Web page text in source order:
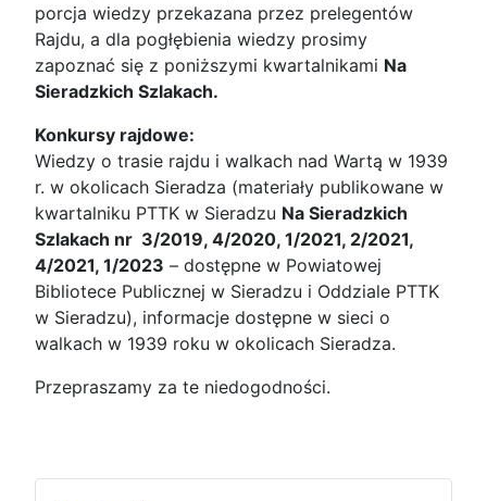
porcja wiedzy przekazana przez prelegentów
Rajdu, a dla pogłębienia wiedzy prosimy
zapoznać się z poniższymi kwartalnikami Na
Sieradzkich Szlakach.
Konkursy rajdowe:
Wiedzy o trasie rajdu i walkach nad Wartą w 1939
r. w okolicach Sieradza (materiały publikowane w
kwartalniku PTTK w Sieradzu Na Sieradzkich
Szlakach nr 3/2019, 4/2020, 1/2021, 2/2021,
4/2021, 1/2023 – dostępne w Powiatowej
Bibliotece Publicznej w Sieradzu i Oddziale PTTK
w Sieradzu), informacje dostępne w sieci o
walkach w 1939 roku w okolicach Sieradza.
Przepraszamy za te niedogodności.